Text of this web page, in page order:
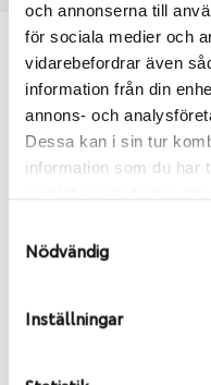
och annonserna till
för sociala medier och
vidarebefordrar även
information från din
annons- och
Dessa kan i sin tur
information som du har
Nödvändig
Inställningar
Passar detta
Ange
du valt passar din
skall sättas på dina
årens lopp och inte
bilen hade ut från